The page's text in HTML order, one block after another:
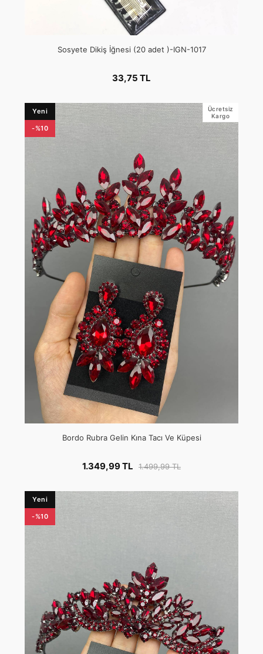
Sosyete Dikiş İğnesi (20 adet )-IGN-1017
33,75 TL
Yeni
-%10
Ücretsiz
Kargo
Bordo Rubra Gelin Kına Tacı Ve Küpesi
1.349,99 TL 1.499,99 TL
Yeni
-%10